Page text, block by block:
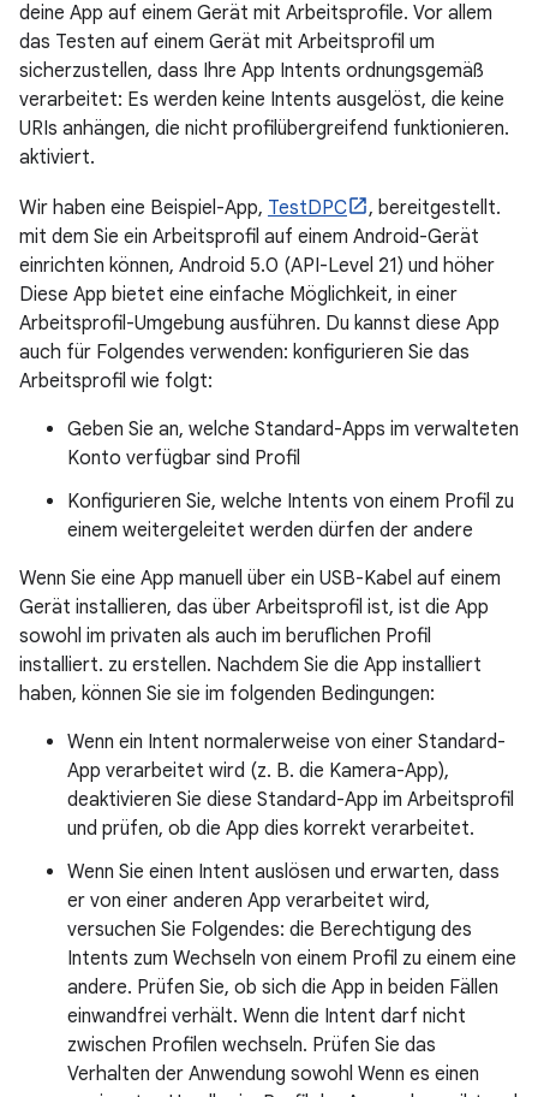
deine App auf einem Gerät mit Arbeitsprofile. Vor allem
das Testen auf einem Gerät mit Arbeitsprofil um
sicherzustellen, dass Ihre App Intents ordnungsgemäß
verarbeitet: Es werden keine Intents ausgelöst, die keine
URIs anhängen, die nicht profilübergreifend funktionieren.
aktiviert.
Wir haben eine Beispiel-App, TestDPC
, bereitgestellt.
mit dem Sie ein Arbeitsprofil auf einem Android-Gerät
einrichten können, Android 5.0 (API-Level 21) und höher
Diese App bietet eine einfache Möglichkeit, in einer
Arbeitsprofil-Umgebung ausführen. Du kannst diese App
auch für Folgendes verwenden: konfigurieren Sie das
Arbeitsprofil wie folgt:
Geben Sie an, welche Standard-Apps im verwalteten
Konto verfügbar sind Profil
Konfigurieren Sie, welche Intents von einem Profil zu
einem weitergeleitet werden dürfen der andere
Wenn Sie eine App manuell über ein USB-Kabel auf einem
Gerät installieren, das über Arbeitsprofil ist, ist die App
sowohl im privaten als auch im beruflichen Profil
installiert. zu erstellen. Nachdem Sie die App installiert
haben, können Sie sie im folgenden Bedingungen:
Wenn ein Intent normalerweise von einer Standard-
App verarbeitet wird (z. B. die Kamera-App),
deaktivieren Sie diese Standard-App im Arbeitsprofil
und prüfen, ob die App dies korrekt verarbeitet.
Wenn Sie einen Intent auslösen und erwarten, dass
er von einer anderen App verarbeitet wird,
versuchen Sie Folgendes: die Berechtigung des
Intents zum Wechseln von einem Profil zu einem eine
andere. Prüfen Sie, ob sich die App in beiden Fällen
einwandfrei verhält. Wenn die Intent darf nicht
zwischen Profilen wechseln. Prüfen Sie das
Verhalten der Anwendung sowohl Wenn es einen